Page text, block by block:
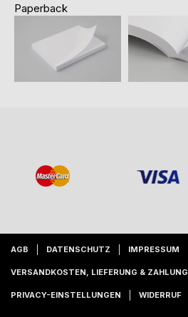
Paperback
AGB DATENSCHUTZ IMPRESSUM
VERSANDKOSTEN, LIEFERUNG & ZAHLUNG
PRIVACY-EINSTELLUNGEN WIDERRUF